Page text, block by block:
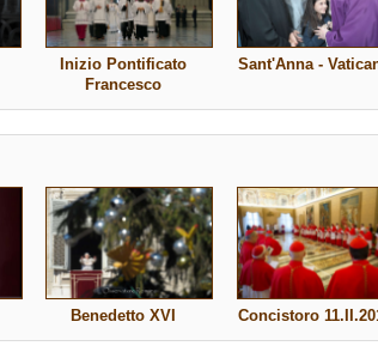
Inizio Pontificato
Francesco
Sant'Anna -
Benedetto XVI Concistoro